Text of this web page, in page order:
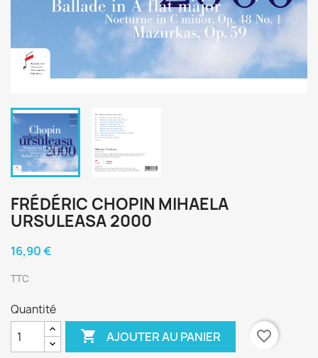
FRÉDÉRIC CHOPIN MIHAELA
URSULEASA 2000
16,90 €
TTC
Quantité
 AJOUTER AU PANIER favorite_border